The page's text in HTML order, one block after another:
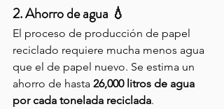
2. Ahorro de agua 💧
El proceso de producción de papel
reciclado requiere mucha menos agua
que el de papel nuevo. Se estima un
ahorro de hasta 26,000 litros de agua
por cada tonelada reciclada.